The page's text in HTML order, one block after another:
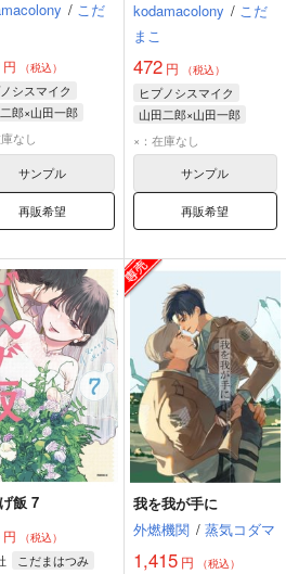
/ こだ
円 （税込）
シスマイク
郎×山田一郎
一郎なし
サンプル
再販希望
kodamacolony / こだ
まこ
472円 （税込）
ヒプノシスマイク
山田二郎×山田一郎
山田一郎
×：在庫なし
サンプル
再販希望
飯 7
円 （税込）
こだまはつみ
我を我が手に
外燃機関 / 蒸気コダマ
1,415円 （税込）